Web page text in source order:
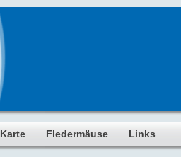
Karte Fledermäuse Links